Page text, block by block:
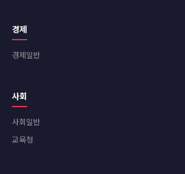
경제
경제일반
사회
사회일반
교육청